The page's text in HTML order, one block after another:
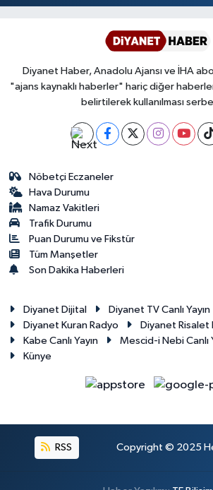
Diyanet Haber, Anadolu Ajansı ve İHA
"ajans kaynaklı haberler" hariç diğer
belirtilerek kullanılması
Nöbetçi Eczaneler
Hava Durumu
Namaz Vakitleri
Trafik Durumu
Puan Durumu ve Fikstür
Tüm Manşetler
Son Dakika Haberleri
Diyanet Dijital Diyanet TV Canlı Yayın
Diyanet Kuran Radyo
Diyanet Risalet
Kabe Canlı Yayın
Mescid-i Nebi Canlı
Künye
RSS Copyright © 2025